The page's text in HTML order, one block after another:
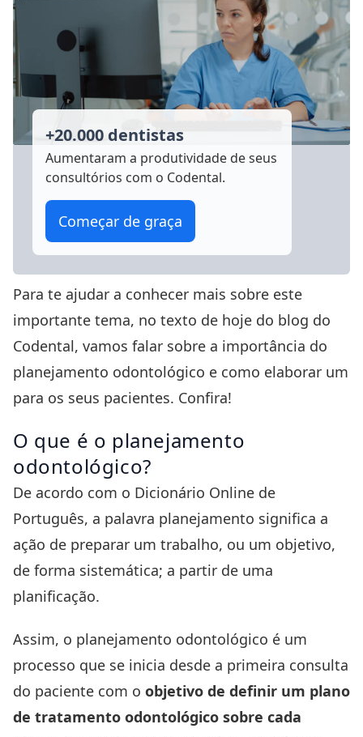
+20.000 dentistas
Aumentaram a produtividade de seus
consultórios com o Codental.
Começar de graça
Para te ajudar a conhecer mais sobre este
importante tema, no texto de hoje do blog do
Codental, vamos falar sobre a importância do
planejamento odontológico e como elaborar um
para os seus pacientes. Confira!
O que é o planejamento
odontológico?
De acordo com o Dicionário Online de
Português, a palavra planejamento significa a
ação de preparar um trabalho, ou um objetivo,
de forma sistemática; a partir de uma
planificação.
Assim, o planejamento odontológico é um
processo que se inicia desde a primeira consulta
do paciente com o objetivo de definir um plano
de tratamento odontológico sobre cada